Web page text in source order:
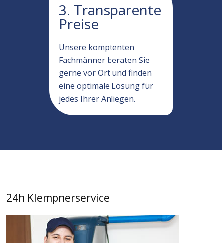
3. Transparente
Preise
Unsere komptenten
Fachmänner beraten Sie
gerne vor Ort und finden
eine optimale Lösung für
jedes Ihrer Anliegen.
24h Klempnerservice